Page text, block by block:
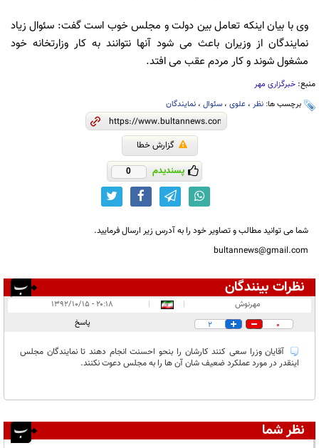
وی با بیان اینکه تعامل بین دولت و مجلس خوب است گفت: سئوال زیاد
نمایندگان از وزیران باعث می شود آنها نتوانند به کار وزارتخانه خود
مشغول شوند و کار مردم عقب می افتد.
منبع: خبرگزاری مهر
برچسب ها: نظر ، علوی ، سئوال ، نمایندگان
گزارش خطا
پسندیدم 0
شما می توانید مطالب و تصاویر خود را به آدرس زیر ارسال فرمایید.
bultannews@gmail.com
نظرات بینندگان
در انتظار بررسی:۱
مهرنوش |
|
۲۰:۱۸ - ۱۳۹۲/۱۰/۱۵
0
2 پاسخ
آقایان وزرا سعی کنند کارشان را بنحو احسنت انجام دهند تا نمایندگان مجلس
اینقدر در مورد عملکرد ضعیف شان آن ها را به مجلس دعوت نکنند.
نظر شما